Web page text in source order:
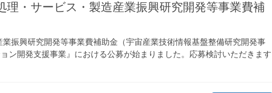
理・サービス・製造産業振興研究開発等事業費補
業振興研究開発等事業費補助金（宇宙産業技術情報基盤整備研究開発事
ン開発支援事業』における公募が始まりました。応募検討いただきます